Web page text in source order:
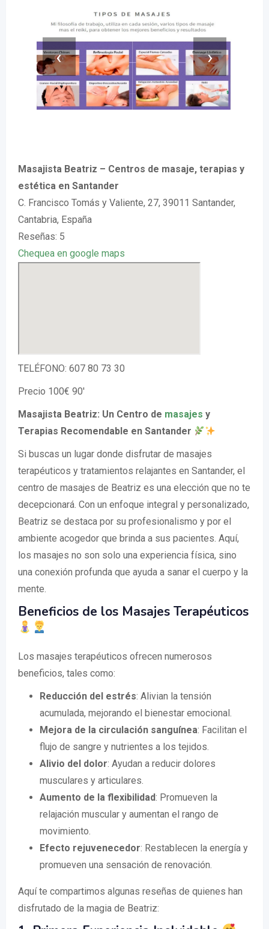
‹ ›
Masajista Beatriz – Centros de masaje, terapias y
estética en Santander
C. Francisco Tomás y Valiente, 27, 39011 Santander,
Cantabria, España
Reseñas: 5
Chequea en google maps
TELÉFONO: 607 80 73 30
Precio 100€ 90′
Masajista Beatriz: Un Centro de masajes y
Terapias Recomendable en Santander
Si buscas un lugar donde disfrutar de masajes
terapéuticos y tratamientos relajantes en Santander, el
centro de masajes de Beatriz es una elección que no te
decepcionará. Con un enfoque integral y personalizado,
Beatriz se destaca por su profesionalismo y por el
ambiente acogedor que brinda a sus pacientes. Aquí,
los masajes no son solo una experiencia física, sino
una conexión profunda que ayuda a sanar el cuerpo y la
mente.
Beneficios de los Masajes Terapéuticos
Los masajes terapéuticos ofrecen numerosos
beneficios, tales como:
Reducción del estrés: Alivian la tensión
acumulada, mejorando el bienestar emocional.
Mejora de la circulación sanguínea: Facilitan el
flujo de sangre y nutrientes a los tejidos.
Alivio del dolor: Ayudan a reducir dolores
musculares y articulares.
Aumento de la flexibilidad: Promueven la
relajación muscular y aumentan el rango de
movimiento.
Efecto rejuvenecedor: Restablecen la energía y
promueven una sensación de renovación.
Aquí te compartimos algunas reseñas de quienes han
disfrutado de la magia de Beatriz: